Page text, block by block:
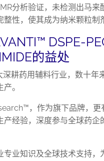
分析验证，未检测出马来
整性，使其成为纳米颗粒制
DSPE-
的益处
耕药用辅料行业，数十年
。
，作为旗下品牌，更
产经验，深度参与全球药企
专业知识及全球技术支持，